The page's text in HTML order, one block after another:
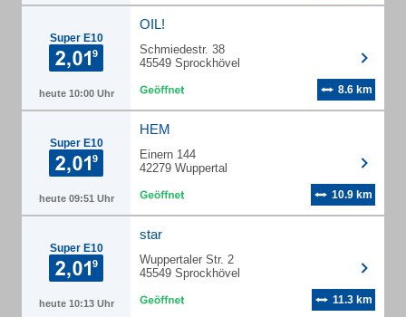
Super E10
heute 10:00 Uhr
OIL!
Schmiedestr. 38
45549 Sprockhövel
8.6 km
Super E10
heute 09:51 Uhr
HEM
Einern 144
42279 Wuppertal
10.9 km
Super E10
heute 10:13 Uhr
star
Wuppertaler Str. 2
45549 Sprockhövel
11.3 km